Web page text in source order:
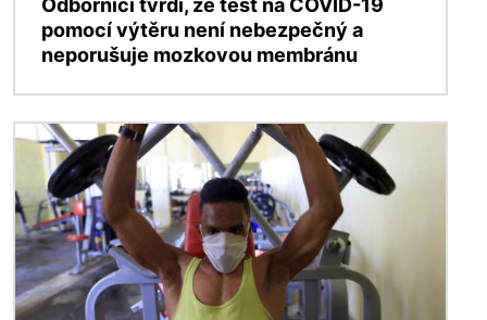
Odborníci tvrdí, že test na COVID-19
pomocí výtěru není nebezpečný a
neporušuje mozkovou membránu
Obrázek